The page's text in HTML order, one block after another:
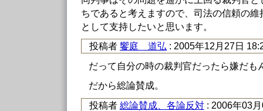
ちであると考えますので、司法の信頼の
として支持したいと思います。
投稿者 饗庭 道弘 : 2005年12月27日
だって自分の時の裁判官だったら嫌だも
だから総論賛成。
投稿者 総論賛成、各論反対 : 2006年03